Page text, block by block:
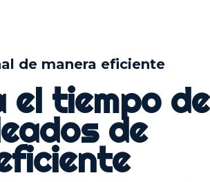
de manera eficiente
el tiempo de
de